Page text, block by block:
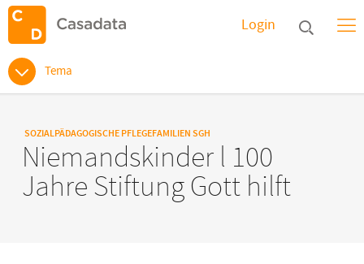
Login
Tema
SOZIALPÄDAGOGISCHE PFLEGEFAMILIEN SGH
Niemandskinder l 100
Jahre Stiftung Gott hilft